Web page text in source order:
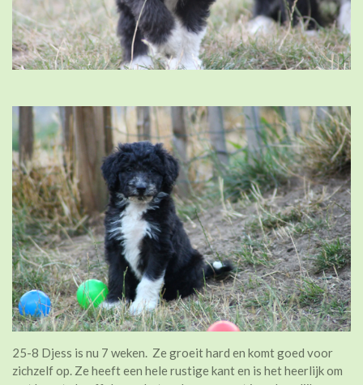
25-8 Djess is nu 7 weken. Ze groeit hard en komt goed voor
zichzelf op. Ze heeft een hele rustige kant en is het heerlijk om